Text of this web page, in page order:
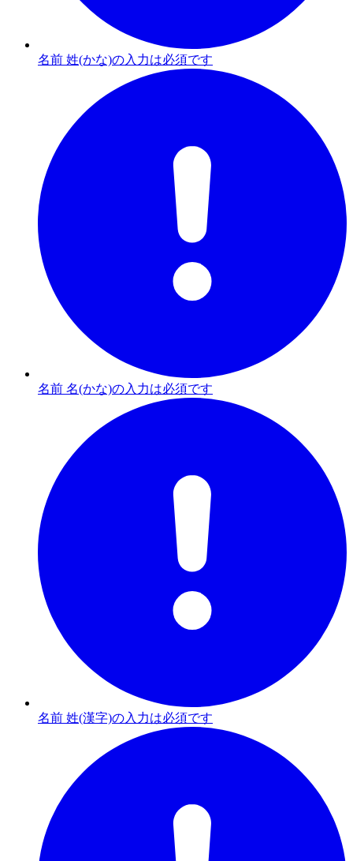
名前 姓(かな)の入力は必須です
名前 名(かな)の入力は必須です
名前 姓(漢字)の入力は必須です